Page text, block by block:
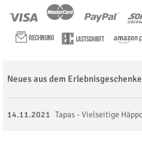
Neues aus dem
14.11.2021 Tapas - Vielseitige